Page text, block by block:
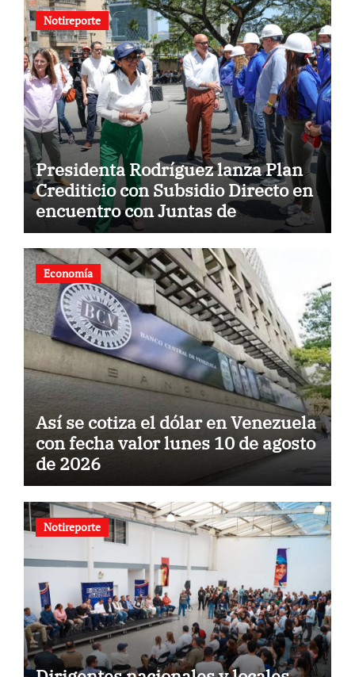
Notireporte
Presidenta Rodríguez lanza Plan
Crediticio con Subsidio Directo en
encuentro con Juntas de
Condominio
Economía
Así se cotiza el dólar en Venezuela
con fecha valor lunes 10 de agosto
de 2026
Notireporte